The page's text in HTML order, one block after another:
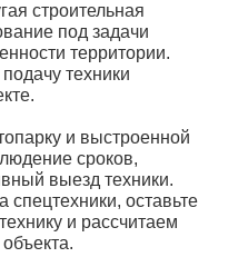
строительная
под задачи
территории.
техники
и выстроенной
сроков,
выезд техники.
оставьте
и рассчитаем